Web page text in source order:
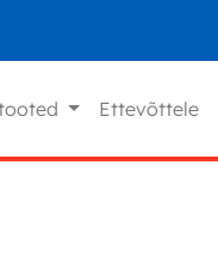
Ettevõttele